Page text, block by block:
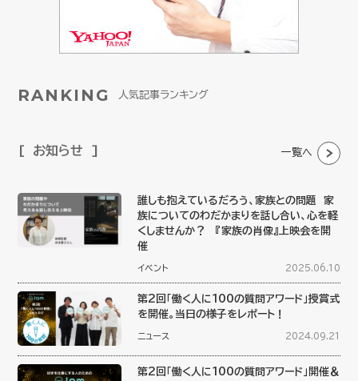
RANKING 人気記事ランキング
お知らせ 一覧へ
誰しも抱えているだろう、家族との問題 家
族についてのわだかまりを話し合い、心を軽
くしませんか？ 『家族の肖像』上映会を開
催
イベント 2025.06.10
第2回「働く人に100の質問アワード」授賞式
を開催。当日の様子をレポート！
ニュース 2024.09.21
第2回「働く人に100の質問アワード」開催＆